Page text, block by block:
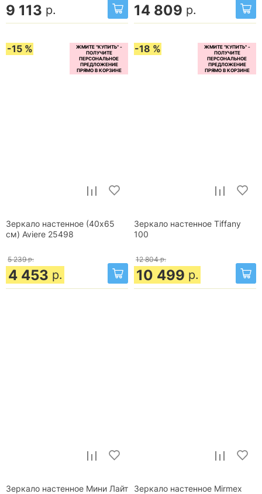
9 113 р. 14 809 р.
-15 %
Зеркало настенное (40x65
см) Aviere 25498
5 239 р.
4 453 р.
-18 %
Зеркало настенное Tiffany
100
12 804 р.
10 499 р.
Зеркало настенное Мини Лайт Зеркало настенное Mirmex